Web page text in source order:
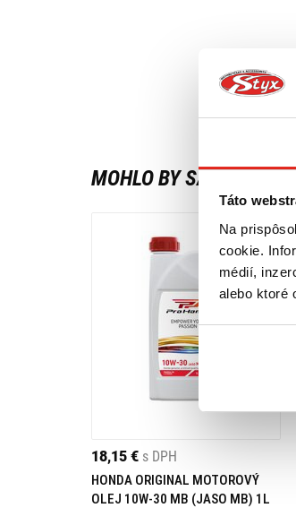
Táto
Na
cookie.
médií,
alebo ktoré
MOHLO BY SA VÁM
18,15 € s DPH
HONDA ORIGINAL MOTOROVÝ
OLEJ 10W-30 MB (JASO MB) 1L